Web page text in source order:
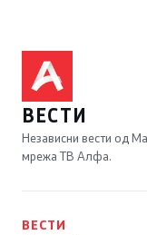
ВЕСТИ
Независни вести од
мрежа ТВ Алфа.
ВЕСТИ